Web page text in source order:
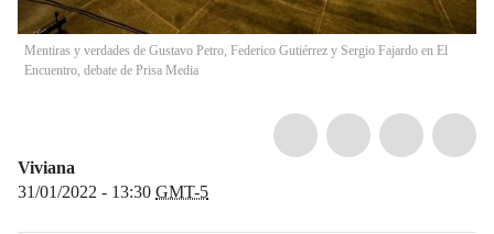
Mentiras y verdades de Gustavo Petro, Federico Gutiérrez y Sergio Fajardo en El
Encuentro, debate de Prisa Media
Viviana
31/01/2022 - 13:30 GMT-5